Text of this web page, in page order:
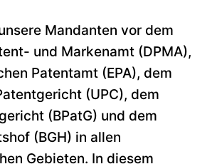
Mandanten vor dem
und Markenamt (DPMA),
Patentamt (EPA), dem
(UPC), dem
(BPatG) und dem
(BGH) in allen
Gebieten. In diesem